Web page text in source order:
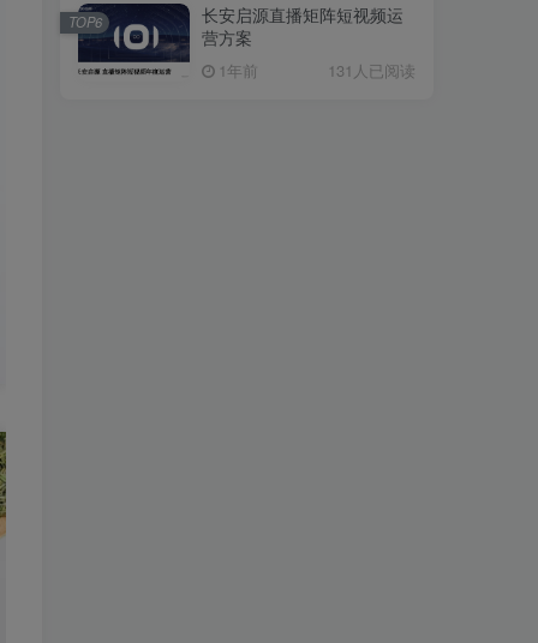
长安启源直播矩阵短视频运
营方案
1年前 131人已阅读
TOP6